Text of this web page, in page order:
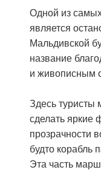
Одной из
является
Мальдивской
название
и живописным
Здесь туристы
сделать яркие
прозрачности
будто корабль
Эта часть